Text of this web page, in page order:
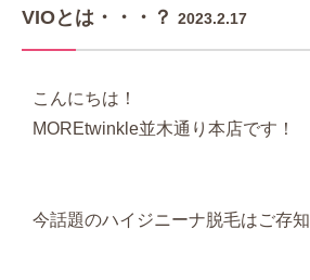
VIOとは・・・？ 2023.2.17
こんにちは！
MOREtwinkle並木通り本店です！
今話題のハイジニーナ脱毛はご存